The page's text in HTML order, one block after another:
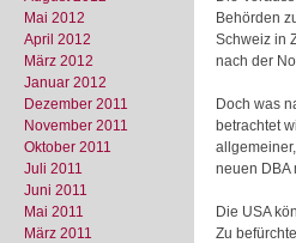
Mai 2012
April 2012
März 2012
Januar 2012
Dezember 2011
November 2011
Oktober 2011
Juli 2011
Juni 2011
Mai 2011
März 2011
Behörden
Schweiz in
nach der
Doch was
betrachtet
neuen DBA
Die USA
Zu